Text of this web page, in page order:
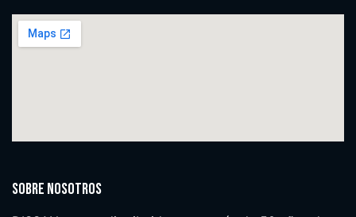
Sobre nosotros